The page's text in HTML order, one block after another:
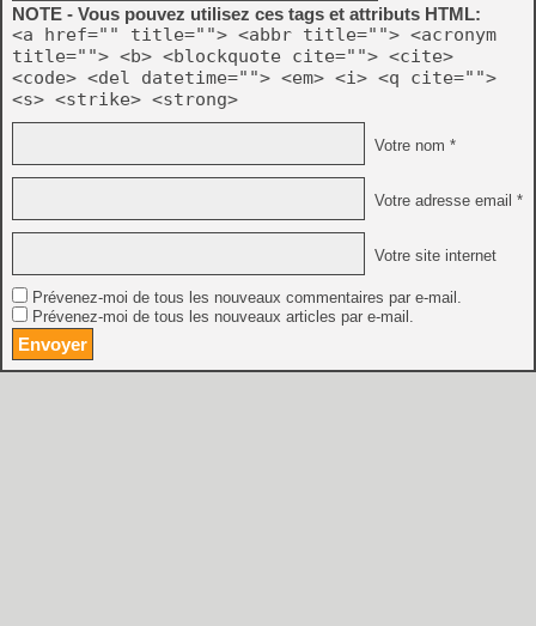
NOTE - Vous pouvez utilisez ces tags et attributs HTML:
<a href="" title=""> <abbr title=""> <acronym
title=""> <b> <blockquote cite=""> <cite>
<code> <del datetime=""> <em> <i> <q cite="">
<s> <strike> <strong>
Votre nom *
Votre adresse email *
Votre site internet
Prévenez-moi de tous les nouveaux commentaires par e-mail.
Prévenez-moi de tous les nouveaux articles par e-mail.